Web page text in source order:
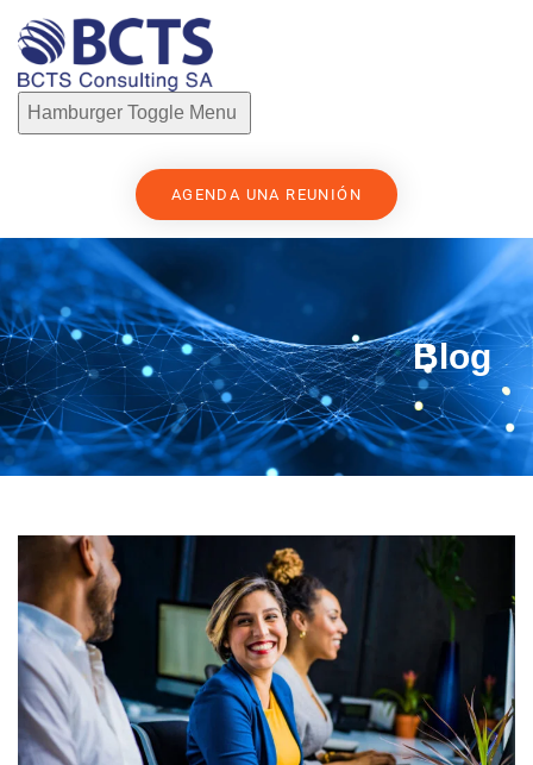
Hamburger Toggle Menu
AGENDA UNA REUNIÓN
Blog